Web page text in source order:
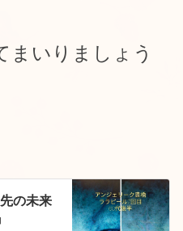
まいりましょう
の未来